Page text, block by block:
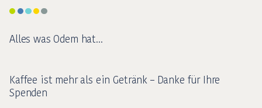
Alles was Odem hat...
Kaffee ist mehr als ein Getränk – Danke für Ihre
Spenden